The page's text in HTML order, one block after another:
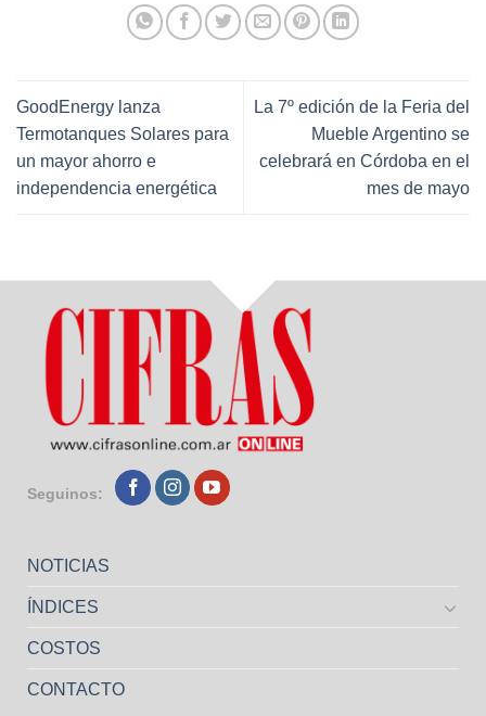
GoodEnergy lanza
Termotanques Solares para
un mayor ahorro e
independencia energética
La 7º edición de la Feria del
Mueble Argentino se
celebrará en Córdoba en el
mes de mayo
Seguinos:
NOTICIAS
ÍNDICES
COSTOS
CONTACTO